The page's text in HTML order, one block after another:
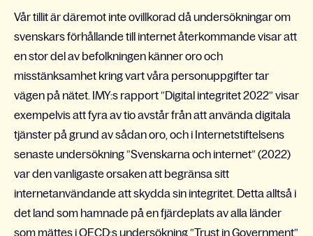
Vår tillit är däremot inte ovillkorad då undersökningar om
svenskars förhållande till internet återkommande visar att
en stor del av befolkningen känner oro och
misstänksamhet kring vart våra personuppgifter tar
vägen på nätet. IMY:s rapport ”Digital integritet 2022” visar
exempelvis att fyra av tio avstår från att använda digitala
tjänster på grund av sådan oro, och i Internetstiftelsens
senaste undersökning ”Svenskarna och internet” (2022)
var den vanligaste orsaken att begränsa sitt
internetanvändande att skydda sin integritet. Detta alltså i
det land som hamnade på en fjärdeplats av alla länder
som mättes i OECD:s undersökning ”Trust in Government”